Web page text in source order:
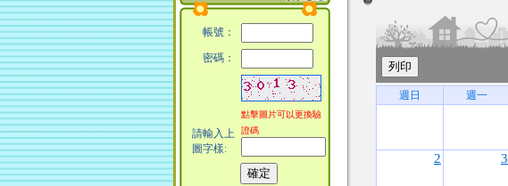
帳號：
密碼：
請輸入上
圖字樣:
點擊圖片可以更換驗
證碼
週日 週一
2 3